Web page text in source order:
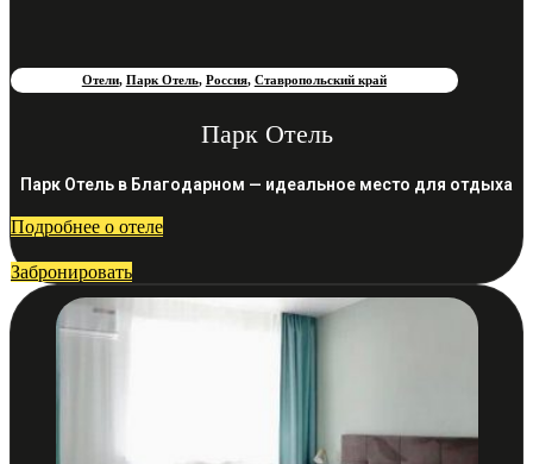
Отели, Парк Отель, Россия, Ставропольский край
Парк Отель
Парк Отель в Благодарном — идеальное место для отдыха
Подробнее о отеле
Забронировать